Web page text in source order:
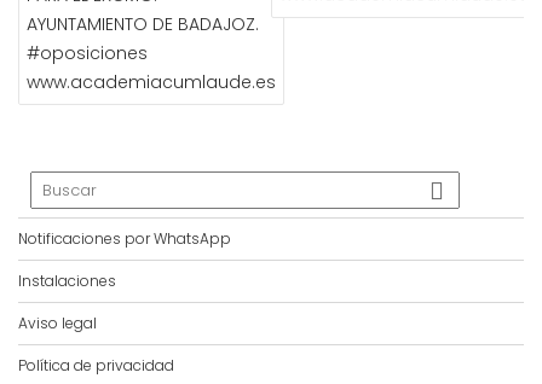
AYUNTAMIENTO DE BADAJOZ.
#oposiciones
www.academiacumlaude.es
Notificaciones por WhatsApp
Instalaciones
Aviso legal
Política de privacidad